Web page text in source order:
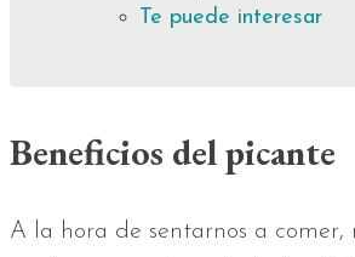
Te puede interesar
Beneficios del picante
A la hora de sentarnos a comer,